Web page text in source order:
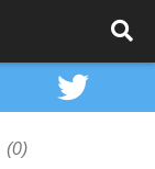
(0)